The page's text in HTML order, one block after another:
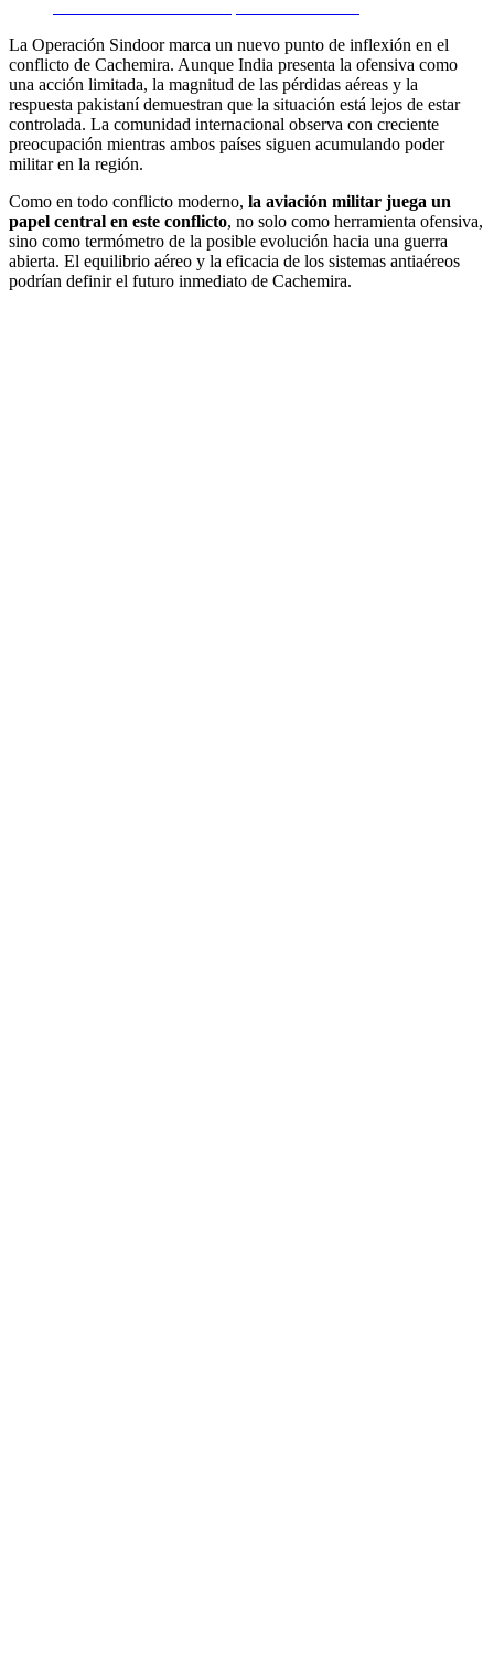
La Operación Sindoor marca un nuevo punto de inflexión en el
conflicto de Cachemira. Aunque India presenta la ofensiva como
una acción limitada, la magnitud de las pérdidas aéreas y la
respuesta pakistaní demuestran que la situación está lejos de estar
controlada. La comunidad internacional observa con creciente
preocupación mientras ambos países siguen acumulando poder
militar en la región.
Como en todo conflicto moderno, la aviación militar juega un
papel central en este conflicto, no solo como herramienta ofensiva,
sino como termómetro de la posible evolución hacia una guerra
abierta. El equilibrio aéreo y la eficacia de los sistemas antiaéreos
podrían definir el futuro inmediato de Cachemira.